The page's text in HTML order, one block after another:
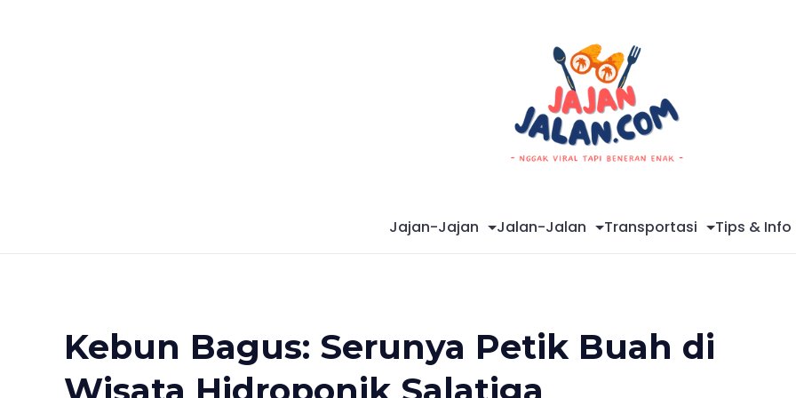
Jajan-Jajan Jalan-Jalan Transportasi Tips & Info
Kebun Bagus: Serunya Petik Buah di